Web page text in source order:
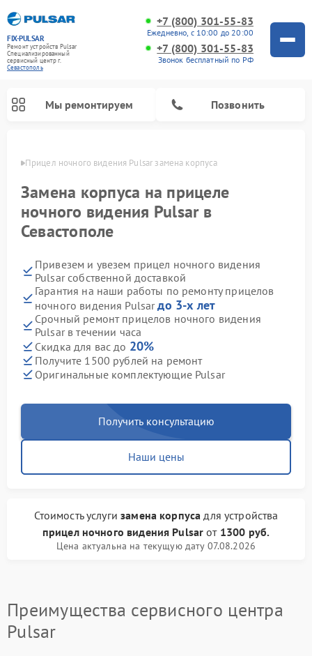
FIX-PULSAR
Ремонт устройств Pulsar
Специализированный
cервисный центр г.
Севастополь
+7 (800) 301-55-83
Ежедневно, с 10:00 до 20:00
+7 (800) 301-55-83
Звонок бесплатный по РФ
Мы ремонтируем Позвонить
Прицел ночного видения Pulsar замена корпуса
Замена корпуса на прицеле
ночного видения Pulsar в
Севастополе
Привезем и увезем прицел ночного видения
Pulsar собственной доставкой
Гарантия на наши работы по ремонту прицелов
ночного видения Pulsarдо 3-х лет
Срочный ремонт прицелов ночного видения
Pulsar в течении часа
Скидка для вас до 20%
Получите 1500 рублей на ремонт
Оригинальные комплектующие Pulsar
Получить консультацию
Наши цены
Стоимость услугизамена корпуса для устройства
прицел ночного видения Pulsar от 1300 руб.
Цена актуальна на текущую дату 07.08.2026
Преимущества сервисного центра
Pulsar